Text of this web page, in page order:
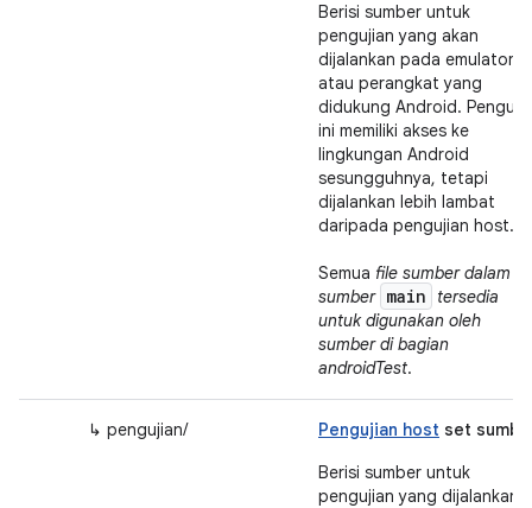
Berisi sumber untuk
pengujian yang akan
dijalankan pada emulator
atau perangkat yang
didukung Android.
ini memiliki akses ke
lingkungan Android
sesungguhnya, tetapi
dijalankan lebih lambat
daripada pengujian host.
Semua file sumber dalam
sumber main
tersedia
untuk digunakan oleh
sumber di bagian
androidTest.
↳ pengujian/ Pengujian host set
Berisi sumber untuk
pengujian yang dijalankan